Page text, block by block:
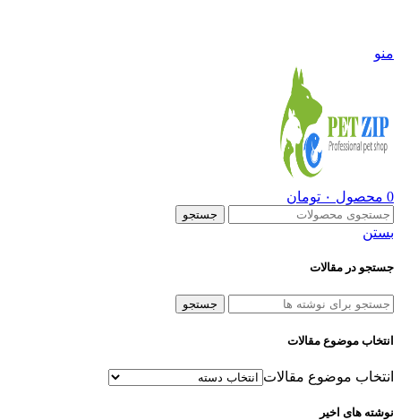
منو
0 محصول ۰ تومان
جستجو
بستن
جستجو در مقالات
جستجو
انتخاب موضوع مقالات
انتخاب موضوع مقالات
نوشته های اخیر